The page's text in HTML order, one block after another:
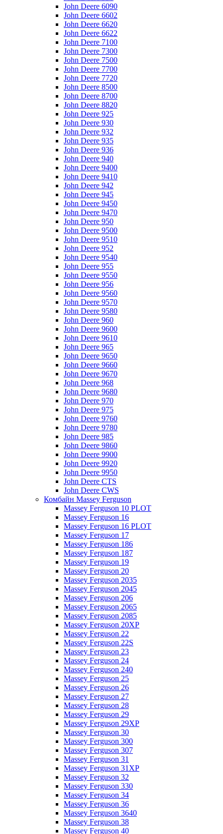
John Deere 6090
John Deere 6602
John Deere 6620
John Deere 6622
John Deere 7100
John Deere 7300
John Deere 7500
John Deere 7700
John Deere 7720
John Deere 8500
John Deere 8700
John Deere 8820
John Deere 925
John Deere 930
John Deere 932
John Deere 935
John Deere 936
John Deere 940
John Deere 9400
John Deere 9410
John Deere 942
John Deere 945
John Deere 9450
John Deere 9470
John Deere 950
John Deere 9500
John Deere 9510
John Deere 952
John Deere 9540
John Deere 955
John Deere 9550
John Deere 956
John Deere 9560
John Deere 9570
John Deere 9580
John Deere 960
John Deere 9600
John Deere 9610
John Deere 965
John Deere 9650
John Deere 9660
John Deere 9670
John Deere 968
John Deere 9680
John Deere 970
John Deere 975
John Deere 9760
John Deere 9780
John Deere 985
John Deere 9860
John Deere 9900
John Deere 9920
John Deere 9950
John Deere CTS
John Deere CWS
Комбайн Massey Ferguson
Massey Ferguson 10 PLOT
Massey Ferguson 16
Massey Ferguson 16 PLOT
Massey Ferguson 17
Massey Ferguson 186
Massey Ferguson 187
Massey Ferguson 19
Massey Ferguson 20
Massey Ferguson 2035
Massey Ferguson 2045
Massey Ferguson 206
Massey Ferguson 2065
Massey Ferguson 2085
Massey Ferguson 20XP
Massey Ferguson 22
Massey Ferguson 22S
Massey Ferguson 23
Massey Ferguson 24
Massey Ferguson 240
Massey Ferguson 25
Massey Ferguson 26
Massey Ferguson 27
Massey Ferguson 28
Massey Ferguson 29
Massey Ferguson 29XP
Massey Ferguson 30
Massey Ferguson 300
Massey Ferguson 307
Massey Ferguson 31
Massey Ferguson 31XP
Massey Ferguson 32
Massey Ferguson 330
Massey Ferguson 34
Massey Ferguson 36
Massey Ferguson 3640
Massey Ferguson 38
Massey Ferguson 40